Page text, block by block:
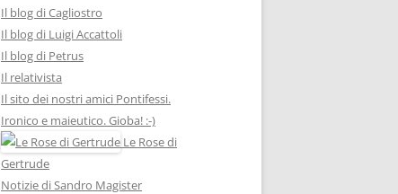
Il blog di Cagliostro
Il blog di Luigi Accattoli
Il blog di Petrus
Il relativista
Il sito dei nostri amici Pontifessi.
Ironico e maieutico. Gioba! :-)
Le Rose di
Gertrude
Notizie di Sandro Magister